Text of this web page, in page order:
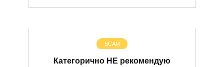
SCAM
Категорично НЕ рекомендую